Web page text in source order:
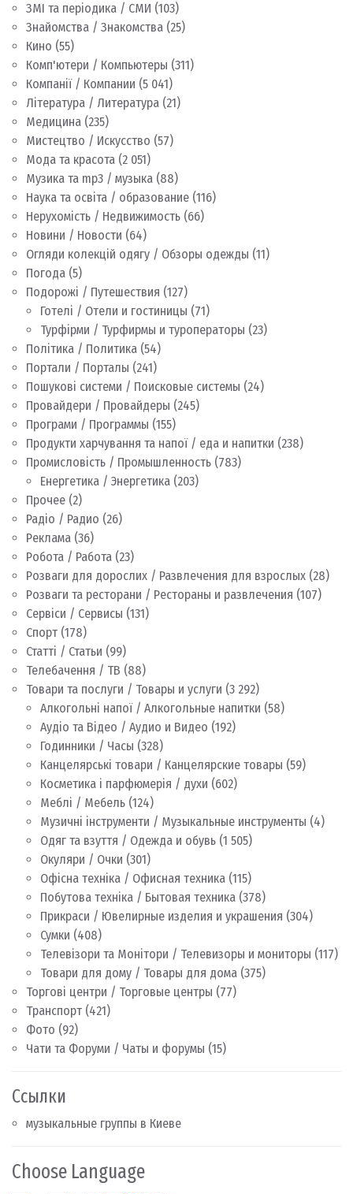
ЗМІ та періодика / СМИ (103)
Знайомства / Знакомства (25)
Кино (55)
Комп'ютери / Компьютеры (311)
Компанії / Компании (5 041)
Література / Литература (21)
Медицина (235)
Мистецтво / Искусство (57)
Мода та красота (2 051)
Музика та mp3 / музыка (88)
Наука та освіта / образование (116)
Нерухомість / Недвижимость (66)
Новини / Новости (64)
Огляди колекцій одягу / Обзоры одежды (11)
Погода (5)
Подорожі / Путешествия (127)
Готелі / Отели и гостиницы (71)
Турфірми / Турфирмы и туроператоры (23)
Політика / Политика (54)
Портали / Порталы (241)
Пошукові системи / Поисковые системы (24)
Провайдери / Провайдеры (245)
Програми / Программы (155)
Продукти харчування та напої / еда и напитки (238)
Промисловість / Промышленность (783)
Енергетика / Энергетика (203)
Прочее (2)
Радіо / Радио (26)
Реклама (36)
Робота / Работа (23)
Розваги для дорослих / Развлечения для взрослых (28)
Розваги та ресторани / Рестораны и развлечения (107)
Сервіси / Сервисы (131)
Спорт (178)
Статті / Статьи (99)
Телебачення / ТВ (88)
Товари та послуги / Товары и услуги (3 292)
Алкогольні напої / Алкогольные напитки (58)
Аудіо та Відео / Аудио и Видео (192)
Годинники / Часы (328)
Канцелярські товари / Канцелярские товары (59)
Косметика і парфюмерія / духи (602)
Меблі / Мебель (124)
Музичні інструменти / Музыкальные инструменты (4)
Одяг та взуття / Одежда и обувь (1 505)
Окуляри / Очки (301)
Офісна техніка / Офисная техника (115)
Побутова техніка / Бытовая техника (378)
Прикраси / Ювелирные изделия и украшения (304)
Сумки (408)
Телевізори та Монітори / Телевизоры и мониторы (117)
Товари для дому / Товары для дома (375)
Торгові центри / Торговые центры (77)
Транспорт (421)
Фото (92)
Чати та Форуми / Чаты и форумы (15)
Ссылки
музыкальные группы в Киеве
Choose Language